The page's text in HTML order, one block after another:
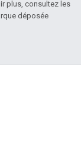
plus, consultez les
déposée